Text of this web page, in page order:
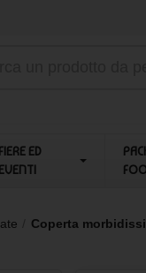
FIERE ED
EVENTI
Coperta